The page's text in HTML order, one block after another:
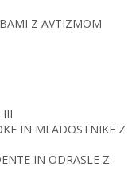
Z AVTIZMOM
III
IN MLADOSTNIKE Z
IN ODRASLE Z